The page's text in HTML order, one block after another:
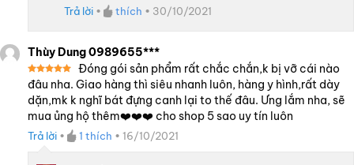
Trả lời • thích • 30/10/2021
Thùy Dung 0989655***
Được xếp
hạng 55
sao
Đóng gói sản phẩm rất chắc chắn,k bị vỡ cái nào
đâu nha. Giao hàng thì siêu nhanh luôn, hàng y hình,rất dày
dặn,mk k nghĩ bát đựng canh lại to thế đâu. Ưng lắm nha, sẽ
mua ủng hộ thêm❤️❤️❤️ cho shop 5 sao uy tín luôn
Trả lời • 1 thích • 16/10/2021